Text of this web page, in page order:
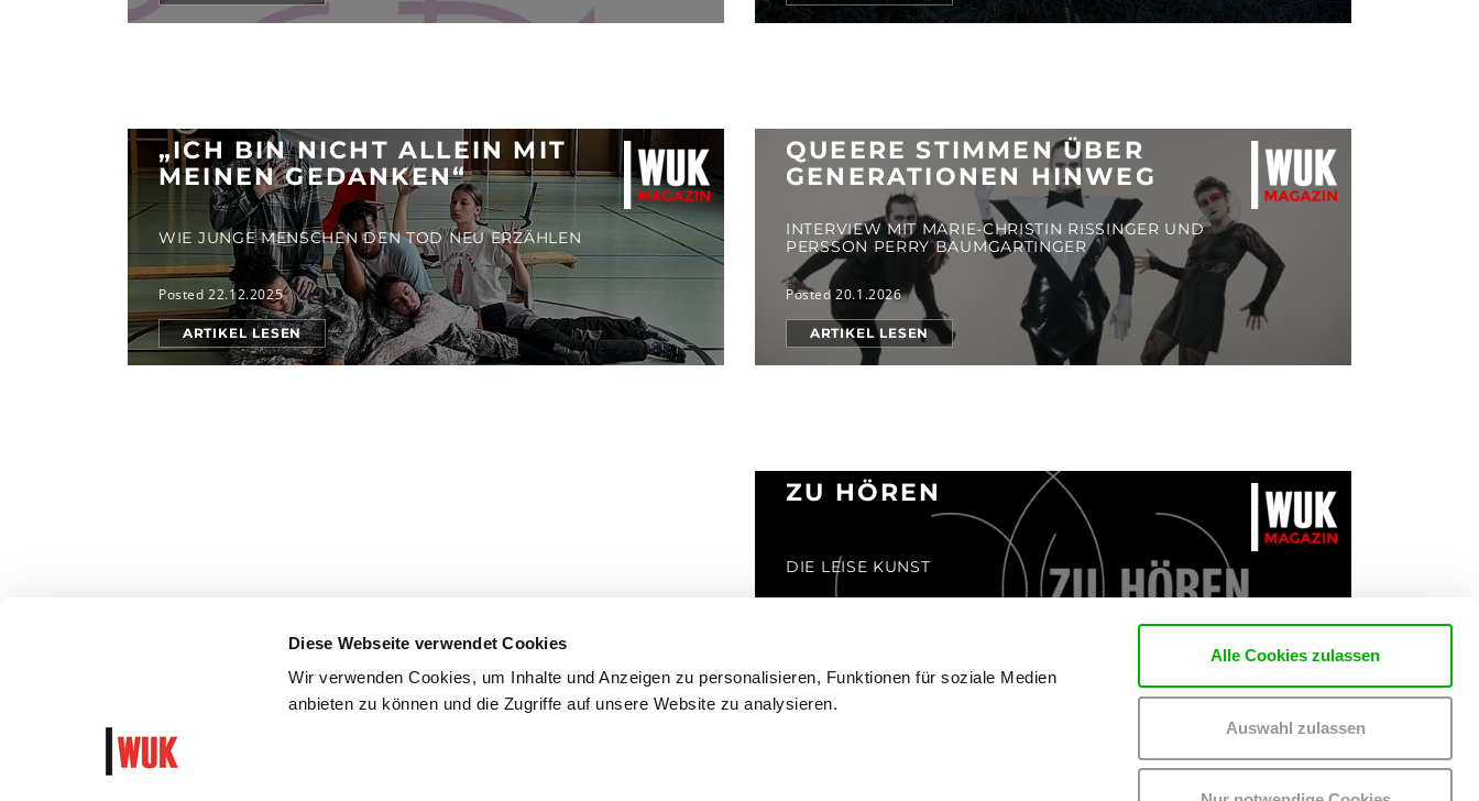
Diese Webseite verwendet Cookies
Wir verwenden Cookies, um Inhalte und Anzeigen zu personalisieren, Funktionen für soziale Medien
anbieten zu können und die Zugriffe auf unsere Website zu analysieren.
Alle Cookies zulassen
Auswahl zulassen
ARTIKEL LESEN
„ICH BIN NICHT ALLEIN MIT
MEINEN GEDANKEN“
WIE JUNGE MENSCHEN DEN TOD NEU ERZÄHLEN
Posted 22.12.2025
ARTIKEL LESEN
QUEERE STIMMEN ÜBER
GENERATIONEN HINWEG
INTERVIEW MIT MARIE-CHRISTIN RISSINGER UND
PERSSON PERRY BAUMGARTINGER
Posted 20.1.2026
ARTIKEL LESEN
ZU HÖREN
DIE LEISE KUNST